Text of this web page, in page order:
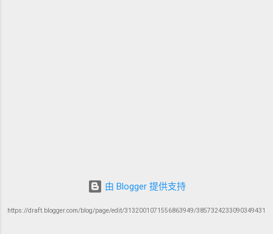
由 Blogger 提供支持
https://draft.blogger.com/blog/page/edit/3132001071556863949/3857324233090349431